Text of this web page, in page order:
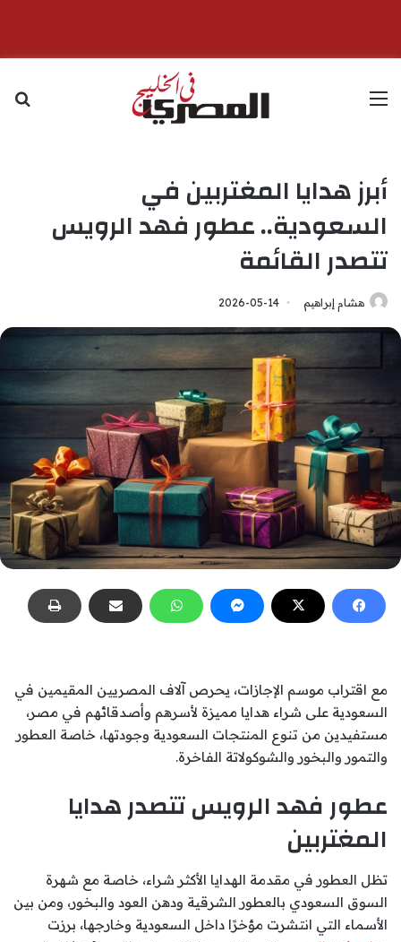
القائمة
أبرز هدايا المغتربين في
السعودية.. عطور فهد الرويس
تتصدر القائمة
هشام إبراهيم 2026-05-14
مع اقتراب موسم الإجازات، يحرص آلاف المصريين المقيمين في
السعودية على شراء هدايا مميزة لأسرهم وأصدقائهم في مصر،
مستفيدين من تنوع المنتجات السعودية وجودتها، خاصة العطور
والتمور والبخور والشوكولاتة الفاخرة.
عطور فهد الرويس تتصدر هدايا
المغتربين
تظل العطور في مقدمة الهدايا الأكثر شراء، خاصة مع شهرة
السوق السعودي بالعطور الشرقية ودهن العود والبخور، ومن بين
الأسماء التي انتشرت مؤخرًا داخل السعودية وخارجها، برزت